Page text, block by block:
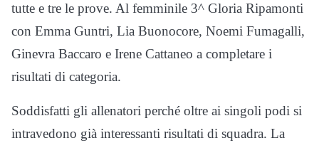
tutte e tre le prove. Al femminile 3^ Gloria Ripamonti
con Emma Guntri, Lia Buonocore, Noemi Fumagalli,
Ginevra Baccaro e Irene Cattaneo a completare i
risultati di categoria.
Soddisfatti gli allenatori perché oltre ai singoli podi si
intravedono già interessanti risultati di squadra. La